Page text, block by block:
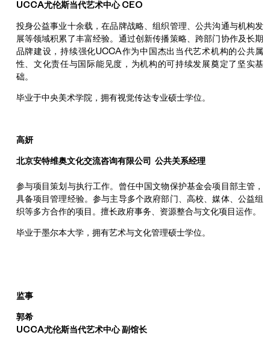
UCCA尤伦斯当代艺术中心 CEO
投身公益事业十余载，在品牌战略、组织管理、公共沟通与机构发
展等领域积累了丰富经验。通过创新传播策略、跨部门协作及长期
品牌建设，持续强化UCCA作为中国杰出当代艺术机构的公共属
性、文化责任与国际能见度，为机构的可持续发展奠定了坚实基
础。
毕业于中央美术学院，拥有视觉传达专业硕士学位。
高妍
北京安特维奥文化交流咨询有限公司 公共关系经理
参与项目策划与执行工作。曾任中国文物保护基金会项目部主管，
具备项目管理经验。参与主导多个政府部门、高校、媒体、公益组
织等多方合作的项目。擅长政府事务、资源整合与文化项目运作。
毕业于墨尔本大学，拥有艺术与文化管理硕士学位。
监事
郭希
UCCA尤伦斯当代艺术中心 副馆长